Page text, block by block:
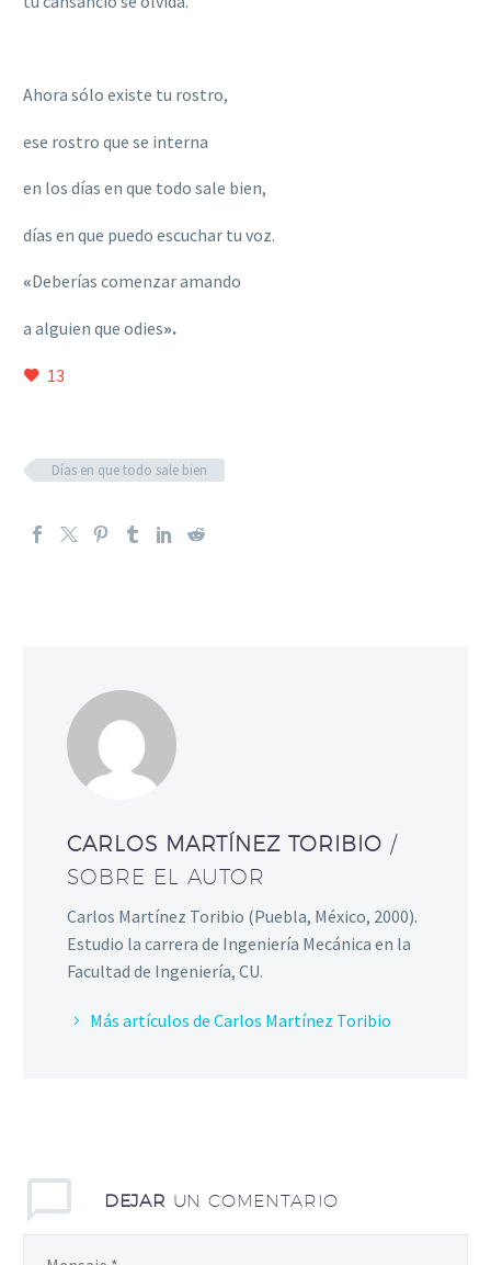
Ahora sólo existe tu rostro,
ese rostro que se interna
en los días en que todo sale bien,
días en que puedo escuchar tu voz.
«Deberías comenzar amando
a alguien que odies».
13
Días en que todo sale bien
CARLOS MARTÍNEZ TORIBIO /
SOBRE EL AUTOR
Carlos Martínez Toribio (Puebla, México, 2000).
Estudio la carrera de Ingeniería Mecánica en la
Facultad de Ingeniería, CU.
Más artículos de Carlos Martínez Toribio
DEJAR UN COMENTARIO